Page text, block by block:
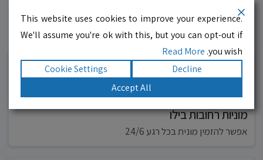
עסקים מומלצים!רוצים גם? לחצו כאן
10.0 לדף העסק
מוניות רחובות בילו
אפשר להזמין מונית בכל רגע 24/6
This website uses cookies to improve your experience.
We'll assume you're ok with this, but you can opt-out if
you wish.
Read More
Decline
Cookie Settings
Accept All